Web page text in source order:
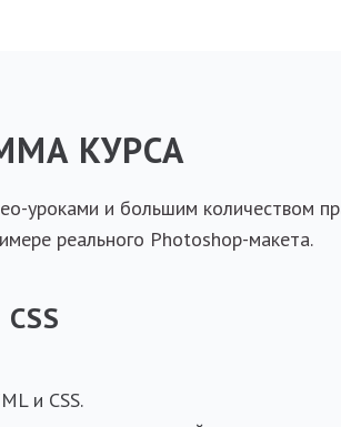
КУРСА
уроками и большим количеством
реального Photoshop-макета.
и CSS.